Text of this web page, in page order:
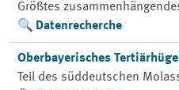
Größtes
Datenrecherche
Oberbayerisches
Teil des süddeutschen